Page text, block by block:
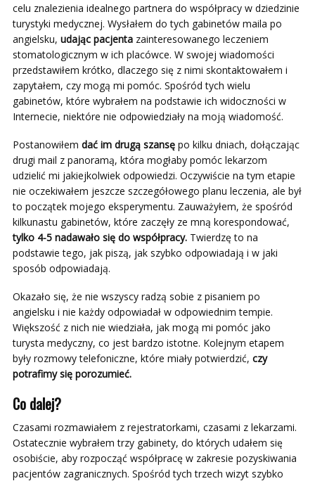
celu znalezienia idealnego partnera do współpracy w dziedzinie
turystyki medycznej. Wysłałem do tych gabinetów maila po
angielsku, udając pacjenta zainteresowanego leczeniem
stomatologicznym w ich placówce. W swojej wiadomości
przedstawiłem krótko, dlaczego się z nimi skontaktowałem i
zapytałem, czy mogą mi pomóc. Spośród tych wielu
gabinetów, które wybrałem na podstawie ich widoczności w
Internecie, niektóre nie odpowiedziały na moją wiadomość.
Postanowiłem dać im drugą szansę po kilku dniach, dołączając
drugi mail z panoramą, która mogłaby pomóc lekarzom
udzielić mi jakiejkolwiek odpowiedzi. Oczywiście na tym etapie
nie oczekiwałem jeszcze szczegółowego planu leczenia, ale był
to początek mojego eksperymentu. Zauważyłem, że spośród
kilkunastu gabinetów, które zaczęły ze mną korespondować,
tylko 4-5 nadawało się do współpracy. Twierdzę to na
podstawie tego, jak piszą, jak szybko odpowiadają i w jaki
sposób odpowiadają.
Okazało się, że nie wszyscy radzą sobie z pisaniem po
angielsku i nie każdy odpowiadał w odpowiednim tempie.
Większość z nich nie wiedziała, jak mogą mi pomóc jako
turysta medyczny, co jest bardzo istotne. Kolejnym etapem
były rozmowy telefoniczne, które miały potwierdzić, czy
potrafimy się porozumieć.
Co dalej?
Czasami rozmawiałem z rejestratorkami, czasami z lekarzami.
Ostatecznie wybrałem trzy gabinety, do których udałem się
osobiście, aby rozpocząć współpracę w zakresie pozyskiwania
pacjentów zagranicznych. Spośród tych trzech wizyt szybko